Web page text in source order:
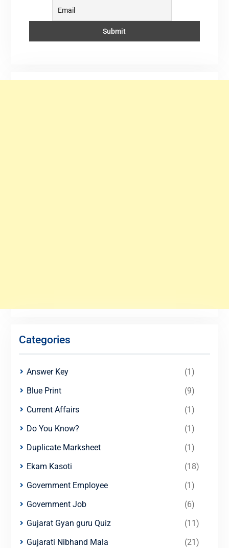
Categories
Answer Key
(1)
Blue Print
(9)
Current Affairs
(1)
Do You Know?
(1)
Duplicate Marksheet
(1)
Ekam Kasoti
(18)
Government Employee
(1)
Government Job
(6)
Gujarat Gyan guru Quiz
(11)
Gujarati Nibhand Mala
(21)